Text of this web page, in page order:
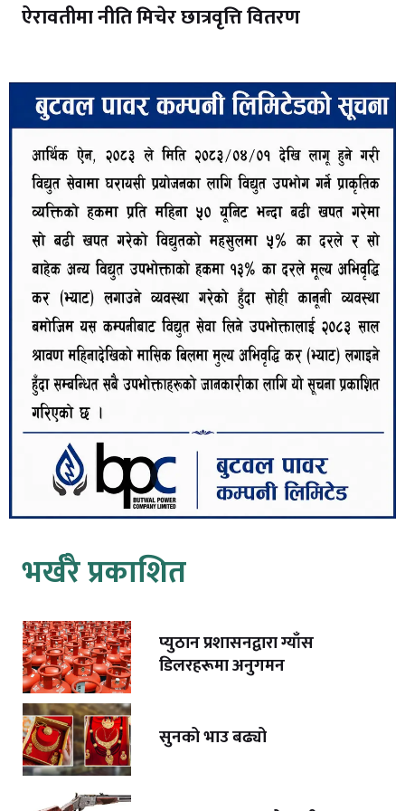
ऐरावतीमा नीति मिचेर छात्रवृत्ति वितरण
भर्खरै प्रकाशित
प्युठान प्रशासनद्वारा ग्याँस
डिलरहरूमा अनुगमन
सुनको भाउ बढ्यो